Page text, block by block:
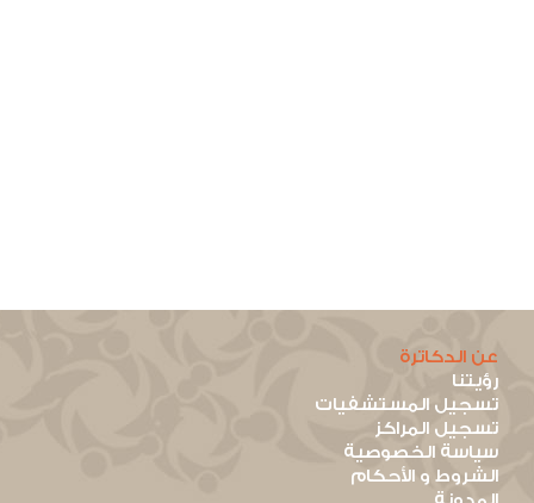
عن الدكاترة
رؤيتنا
تسجيل المستشفيات
تسجيل المراكز
سياسة الخصوصية
الشروط و الأحكام